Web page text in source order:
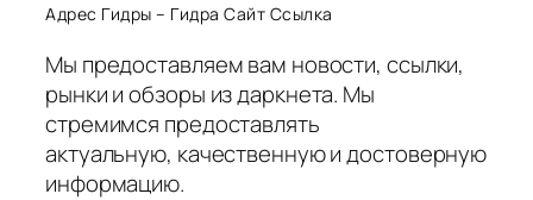
Адрес Гидры – Гидра Сайт Ссылка
Мы предоставляем вам новости, ссылки,
рынки и обзоры из даркнета. Мы
стремимся предоставлять
актуальную, качественную и достоверную
информацию.